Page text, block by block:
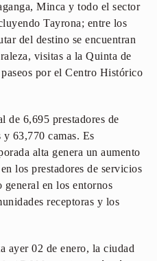
Minca y todo el sector
Tayrona; entre los
del destino se encuentran
visitas a la Quinta de
por el Centro Histórico
de 6,695 prestadores de
63,770 camas. Es
alta genera un aumento
los prestadores de servicios
en los entornos
receptoras y los
ayer 02 de enero, la ciudad